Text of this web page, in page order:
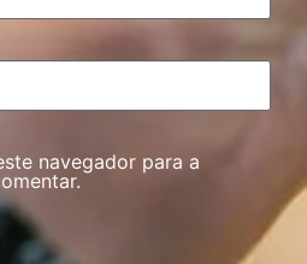
navegador para a